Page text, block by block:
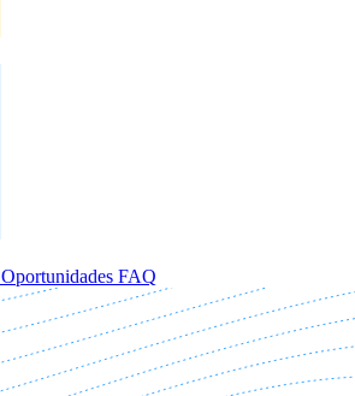
Oportunidades FAQ